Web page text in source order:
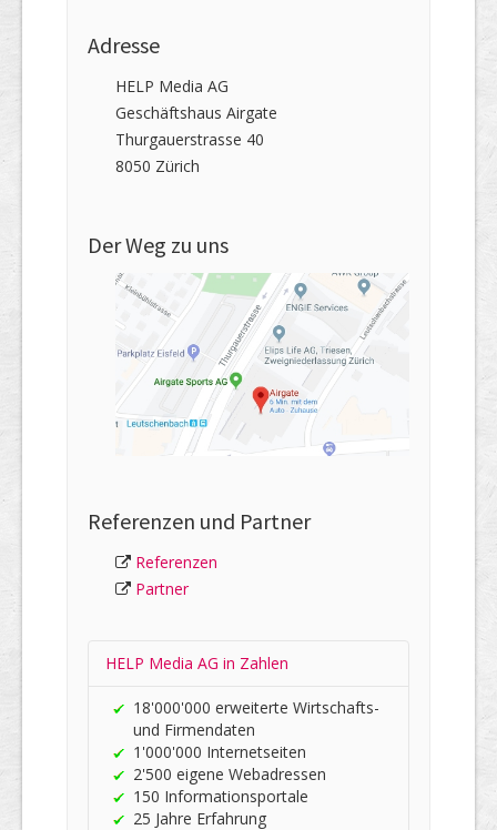
Adresse
HELP Media AG
Geschäftshaus Airgate
Thurgauerstrasse 40
8050 Zürich
Der Weg zu uns
Referenzen und Partner
Referenzen
Partner
HELP Media AG in Zahlen
18'000'000 er­wei­terte Wirt­schafts-
und Firmen­daten
1'000'000 Internet­seiten
2'500 eigene Web­adres­sen
150 In­for­ma­tions­portale
25 Jahre Er­fah­rung